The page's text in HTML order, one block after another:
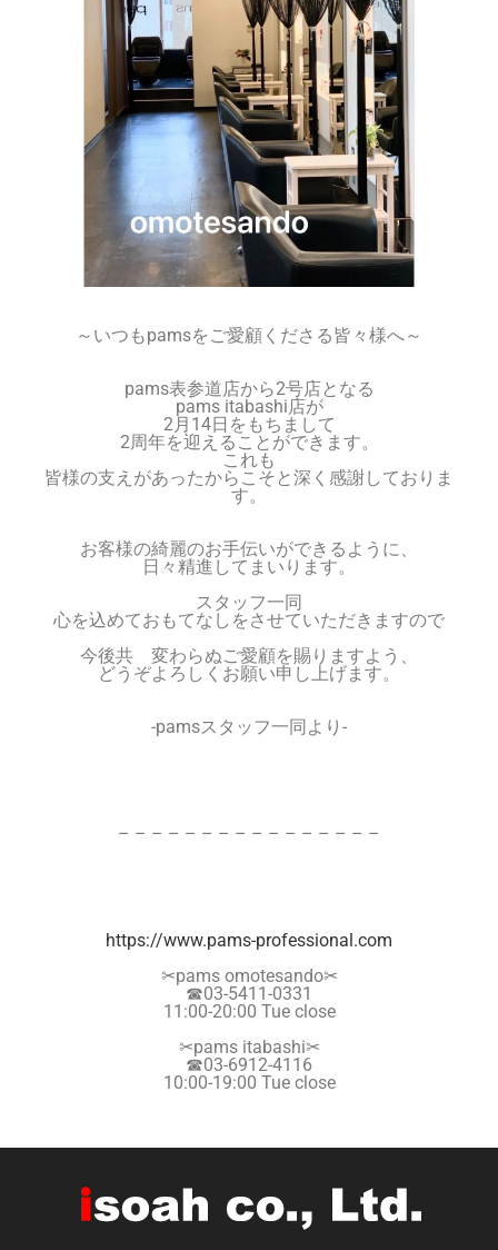
～いつもpamsをご愛顧くださる皆々様へ～
pams表参道店から2号店となる
pams itabashi店が
2月14日をもちまして
2周年を迎えることができます。
これも
皆様の支えがあったからこそと深く感謝しておりま
す。
お客様の綺麗のお手伝いができるように、
日々精進してまいります。
スタッフ一同
心を込めておもてなしをさせていただきますので
今後共 変わらぬご愛顧を賜りますよう、
どうぞよろしくお願い申し上げます。
-pamsスタッフ一同より-
– – – – – – – – – – – – – – – –
https://www.pams-professional.com
✂︎pams omotesando✂︎
☎︎03-5411-0331
11:00-20:00 Tue close
✂︎pams itabashi✂︎
☎︎03-6912-4116
10:00-19:00 Tue close